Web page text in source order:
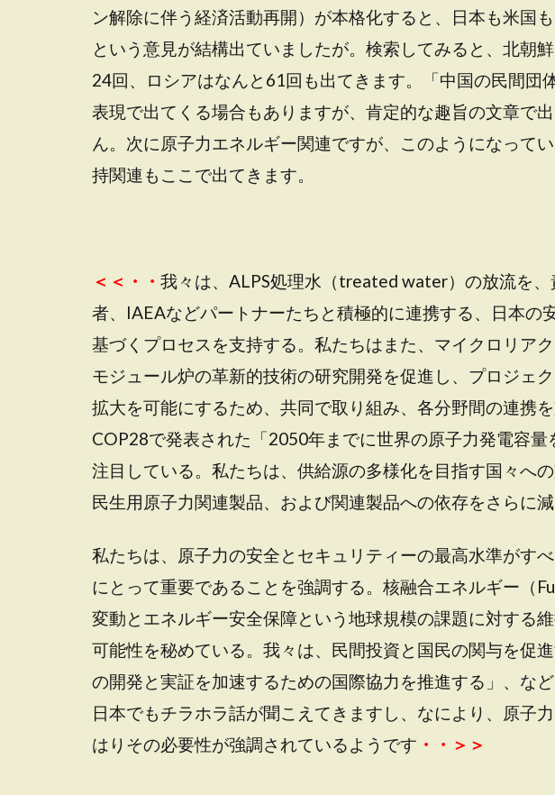
ン解除に伴う経済活動再開）が本格化すると、日本も米国
という意見が結構出ていましたが。検索してみると、北朝
24回、ロシアはなんと61回も出てきます。「中国の民間団
表現で出てくる場合もありますが、肯定的な趣旨の文章で
ん。次に原子力エネルギー関連ですが、このようになって
持関連もここで出てきます。
＜＜・・ 我々は、ALPS処理水（treated water）の放流を
者、IAEAなどパートナーたちと積極的に連携する、日本の
基づくプロセスを支持する。私たちはまた、マイクロリア
モジュール炉の革新的技術の研究開発を促進し、プロジェ
拡大を可能にするため、共同で取り組み、各分野間の連携を
COP28で発表された「2050年までに世界の原子力発電容
注目している。私たちは、供給源の多様化を目指す国々へ
民生用原子力関連製品、および関連製品への依存をさらに減
私たちは、原子力の安全とセキュリティーの最高水準がす
にとって重要であることを強調する。核融合エネルギー（
変動とエネルギー安全保障という地球規模の課題に対する
可能性を秘めている。我々は、民間投資と国民の関与を促
の開発と実証を加速するための国際協力を推進する」、な
日本でもチラホラ話が聞こえてきますし、なにより、原子
はりその必要性が強調されているようです ・・＞＞